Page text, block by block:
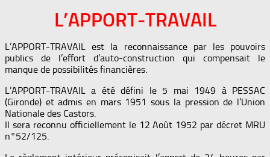
L’APPORT-TRAVAIL
L’APPORT-TRAVAIL est la reconnaissance par les pouvoirs
publics de l’effort d’auto-construction qui compensait le
manque de possibilités financières.
L’APPORT-TRAVAIL a été défini le 5 mai 1949 à PESSAC
(Gironde) et admis en mars 1951 sous la pression de l’Union
Nationale des Castors.
Il sera reconnu officiellement le 12 Août 1952 par décret MRU
n°52/125.